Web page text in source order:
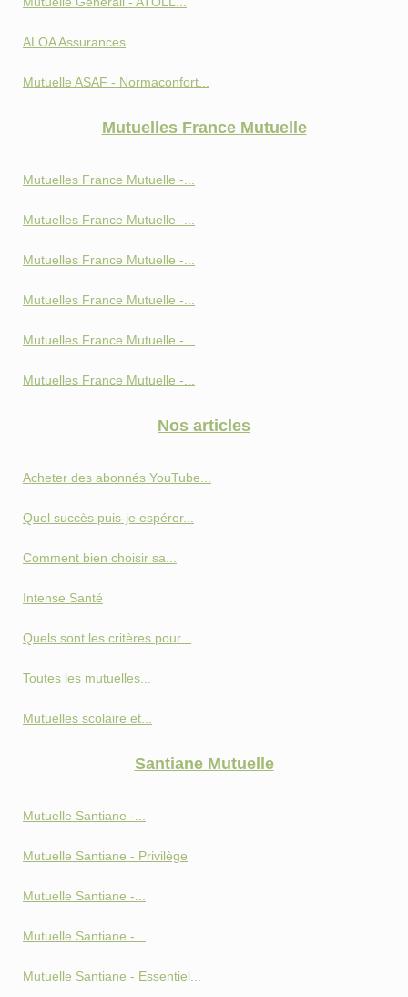
ALOA Assurances
Mutuelle ASAF - Normaconfort...
Mutuelles France Mutuelle
Mutuelles France Mutuelle -...
Mutuelles France Mutuelle -...
Mutuelles France Mutuelle -...
Mutuelles France Mutuelle -...
Mutuelles France Mutuelle -...
Mutuelles France Mutuelle -...
Nos articles
Acheter des abonnés YouTube...
Quel succès puis-je espérer...
Comment bien choisir sa...
Intense Santé
Quels sont les critères pour...
Toutes les mutuelles...
Mutuelles scolaire et...
Santiane Mutuelle
Mutuelle Santiane -...
Mutuelle Santiane - Privilège
Mutuelle Santiane -...
Mutuelle Santiane -...
Mutuelle Santiane - Essentiel...